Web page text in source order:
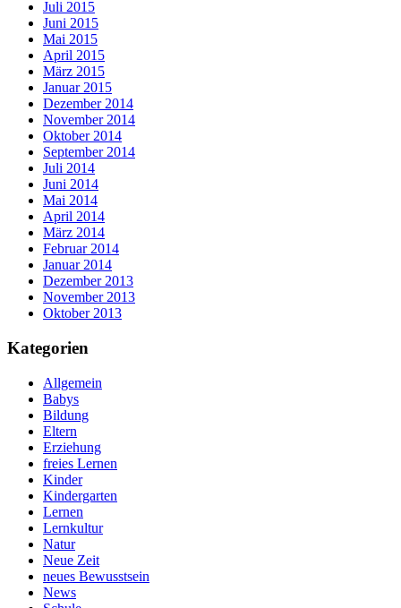
Juli 2015
Juni 2015
Mai 2015
April 2015
März 2015
Januar 2015
Dezember 2014
November 2014
Oktober 2014
September 2014
Juli 2014
Juni 2014
Mai 2014
April 2014
März 2014
Februar 2014
Januar 2014
Dezember 2013
November 2013
Oktober 2013
Kategorien
Allgemein
Babys
Bildung
Eltern
Erziehung
freies Lernen
Kinder
Kindergarten
Lernen
Lernkultur
Natur
Neue Zeit
neues Bewusstsein
News